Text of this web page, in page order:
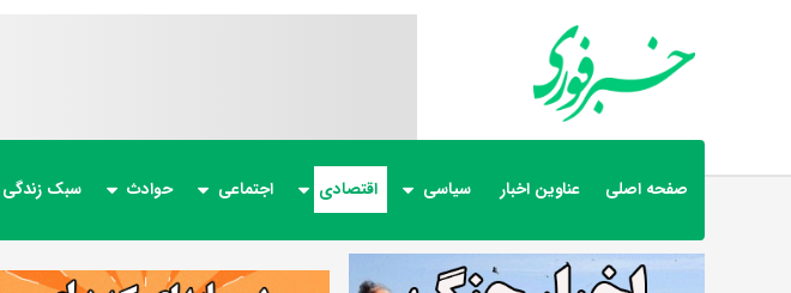
صفحه اصلی عناوین اخبار سیاسی اقتصادی اجتماعی حوادث سبک زندگی